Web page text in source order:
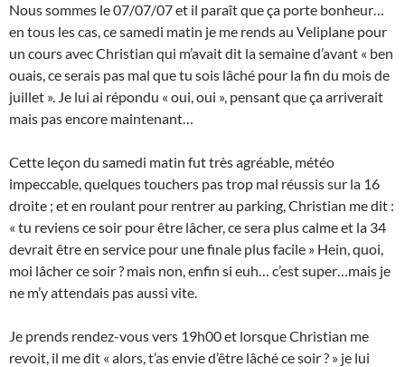
Nous sommes le 07/07/07 et il paraît que ça porte bonheur…
en tous les cas, ce samedi matin je me rends au Veliplane pour
un cours avec Christian qui m’avait dit la semaine d’avant « ben
ouais, ce serais pas mal que tu sois lâché pour la fin du mois de
juillet ». Je lui ai répondu « oui, oui », pensant que ça arriverait
mais pas encore maintenant…
Cette leçon du samedi matin fut très agréable, météo
impeccable, quelques touchers pas trop mal réussis sur la 16
droite ; et en roulant pour rentrer au parking, Christian me dit :
« tu reviens ce soir pour être lâcher, ce sera plus calme et la 34
devrait être en service pour une finale plus facile » Hein, quoi,
moi lâcher ce soir ? mais non, enfin si euh… c’est super…mais je
ne m’y attendais pas aussi vite.
Je prends rendez-vous vers 19h00 et lorsque Christian me
revoit, il me dit « alors, t’as envie d’être lâché ce soir ? » je lui